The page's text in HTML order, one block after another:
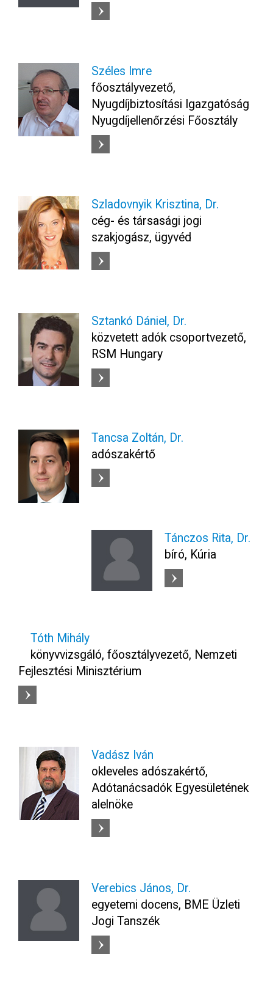
Széles Imre
főosztályvezető,
Nyugdíjbiztosítási Igazgatóság
Nyugdíjellenőrzési Főosztály
Szladovnyik Krisztina, Dr.
cég- és társasági jogi
szakjogász, ügyvéd
Sztankó Dániel, Dr.
közvetett adók csoportvezető,
RSM Hungary
Tancsa Zoltán, Dr.
adószakértő
Tánczos Rita, Dr.
bíró, Kúria
Tóth Mihály
könyvvizsgáló, főosztályvezető, Nemzeti
Fejlesztési Minisztérium
Vadász Iván
okleveles adószakértő,
Adótanácsadók Egyesületének
alelnöke
Verebics János, Dr.
egyetemi docens, BME Üzleti
Jogi Tanszék